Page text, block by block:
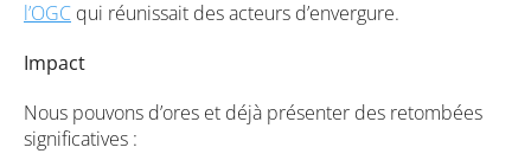
l’OGC qui réunissait des acteurs d’envergure.
Impact
Nous pouvons d’ores et déjà présenter des retombées
significatives :